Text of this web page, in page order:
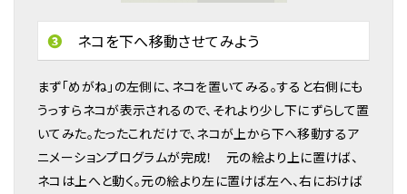
❸ ネコを下へ移動させてみよう
まず「めがね」の左側に、ネコを置いてみる。すると右側にも
うっすらネコが表示されるので、それより少し下にずらして置
いてみた。たったこれだけで、ネコが上から下へ移動するア
ニメーションプログラムが完成！ 元の絵より上に置けば、
ネコは上へと動く。元の絵より左に置けば左へ、右におけば